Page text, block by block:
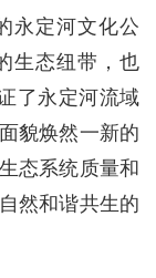
永定河文化公
生态纽带，也
了永定河流域
貌焕然一新的
态系统质量和
然和谐共生的